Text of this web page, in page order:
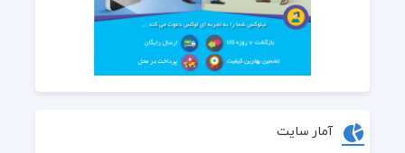
آمار سایت